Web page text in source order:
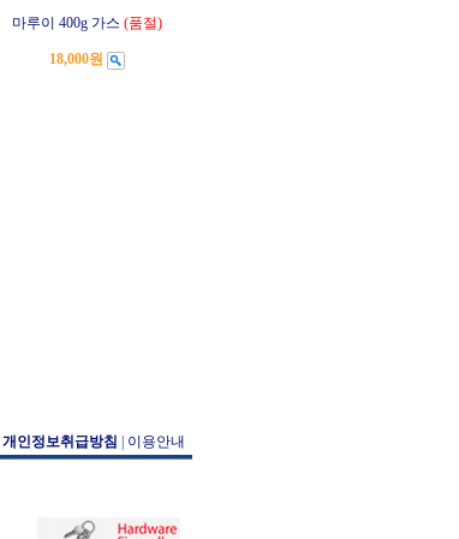
마루이 400g 가스 (품절)
18,000원
개인정보취급방침 이용안내